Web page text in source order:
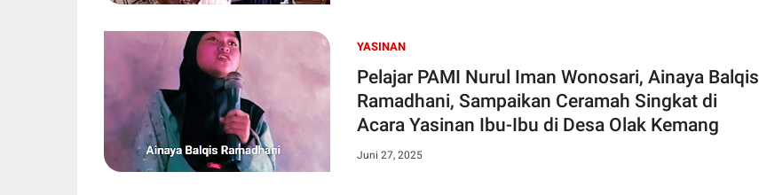
YASINAN
Pelajar PAMI Nurul Iman Wonosari, Ainaya Balqis
Ramadhani, Sampaikan Ceramah Singkat di
Acara Yasinan Ibu-Ibu di Desa Olak Kemang
Juni 27, 2025